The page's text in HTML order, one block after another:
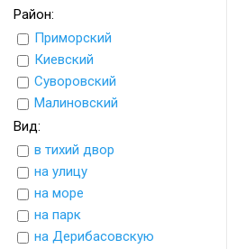
Район:
Приморский
Киевский
Суворовский
Малиновский
Вид:
в тихий двор
на улицу
на море
на парк
на Дерибасовскую